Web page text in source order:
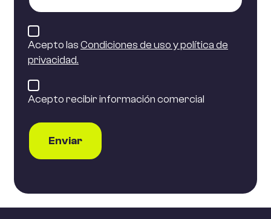
Acepto lasCondiciones de uso y política de
privacidad.
Acepto recibir información comercial